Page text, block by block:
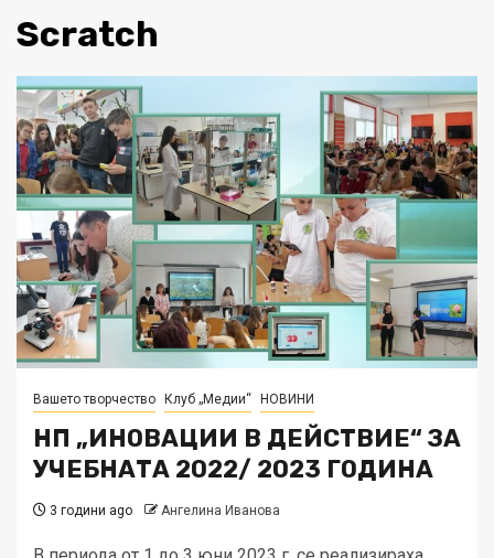
Scratch
Вашето творчество Клуб „Медии“ НОВИНИ
НП „ИНОВАЦИИ В ДЕЙСТВИЕ“ ЗА
УЧЕБНАТА 2022/ 2023 ГОДИНА
3 години ago Ангелина Иванова